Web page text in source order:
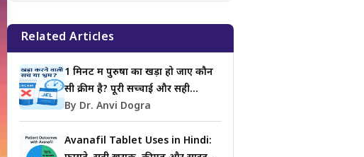
Related Articles
1 मिनट में पुरुषों का खड़ा हो जाए कौन
सी क्रीम है? पूरी सच्चाई और सही
जानकारी
By Dr. Anvi Dogra
Avanafil Tablet Uses in Hindi: